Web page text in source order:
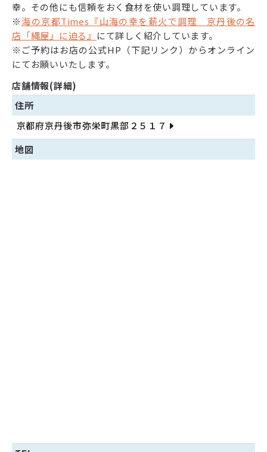
幸。その他にも信頼をおく食材を使い調理しています。
※海の京都Times『山海の幸を薪火で調理 京丹後の名
店「縄屋」に迫る』 にて詳しく紹介しています。
※ご予約はお店の公式HP（下記リンク）からオンライン
にてお願いいたします。
店舗情報(詳細)
住所
京都府京丹後市弥栄町黒部２５１７
地図